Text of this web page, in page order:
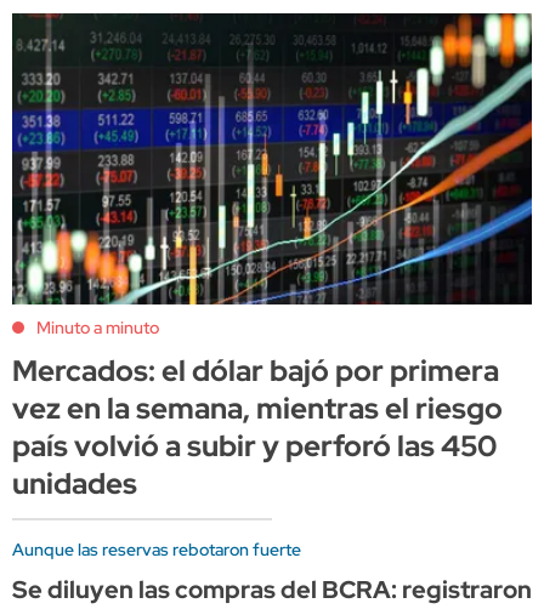
Minuto a minuto
Mercados: el dólar bajó por primera
vez en la semana, mientras el riesgo
país volvió a subir y perforó las 450
unidades
Aunque las reservas rebotaron fuerte
Se diluyen las compras del BCRA: registraron